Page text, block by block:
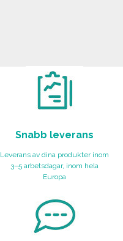
Snabb leverans
Leverans av dina produkter inom
3–5 arbetsdagar, inom hela
Europa